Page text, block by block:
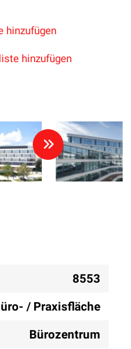
hinzufügen
hinzufügen
8553
/ Praxisfläche
Bürozentrum